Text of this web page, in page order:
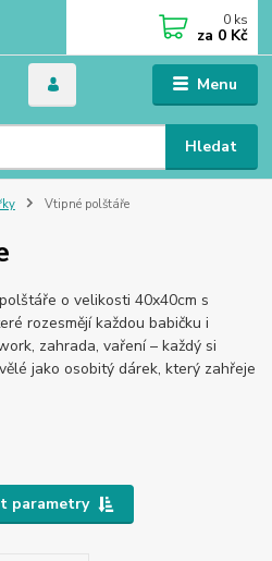
Menu
Hledat
0 ks
za 0 Kč
Vtipné polštáře
o velikosti 40x40cm s
rozesmějí každou babičku i
zahrada, vaření – každý si
jako osobitý dárek, který zahřeje
parametry